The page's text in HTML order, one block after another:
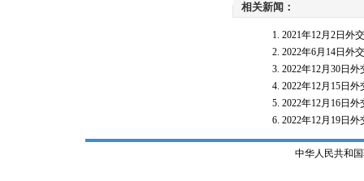
相关新闻：
2021年12月2日外
2022年6月14日外
2022年12月30日
2022年12月15日
2022年12月16日
2022年12月19日
中华人民共和